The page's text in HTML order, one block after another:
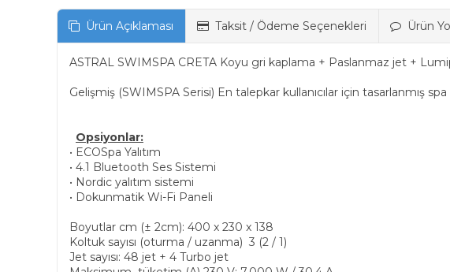
Ürün Açıklaması Taksit / Ödeme Seçenekleri Ürün
ASTRAL SWIMSPA CRETA Koyu gri kaplama + Paslanmaz jet +
Gelişmiş (SWIMSPA Serisi) En talepkar kullanıcılar için tasarlanmış
Opsiyonlar:
• ECOSpa Yalıtım
• 4.1 Bluetooth Ses Sistemi
• Nordic yalıtım sistemi
• Dokunmatik Wi-Fi Paneli
Boyutlar cm (± 2cm): 400 x 230 x 138
Koltuk sayısı (oturma / uzanma) 3 (2 / 1)
Jet sayısı: 48 jet + 4 Turbo jet